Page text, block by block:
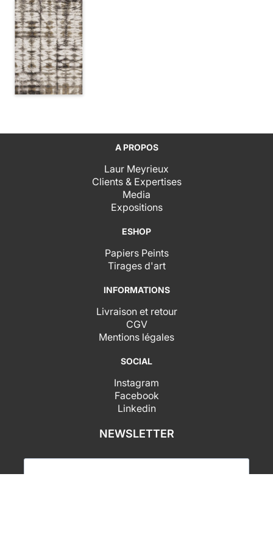
A PROPOS
Laur Meyrieux
Clients & Expertises
Media
Expositions
ESHOP
Papiers Peints
Tirages d'art
INFORMATIONS
Livraison et retour
CGV
Mentions légales
SOCIAL
Instagram
Facebook
Linkedin
NEWSLETTER